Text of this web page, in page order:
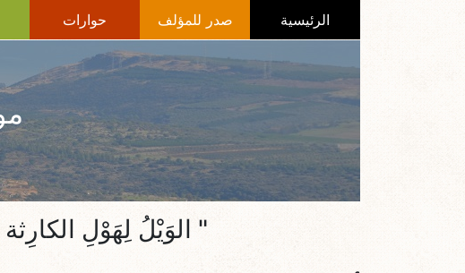
الرئيسية صدر للمؤلف حوارات
" الوَيْلُ لِهَوْلِ